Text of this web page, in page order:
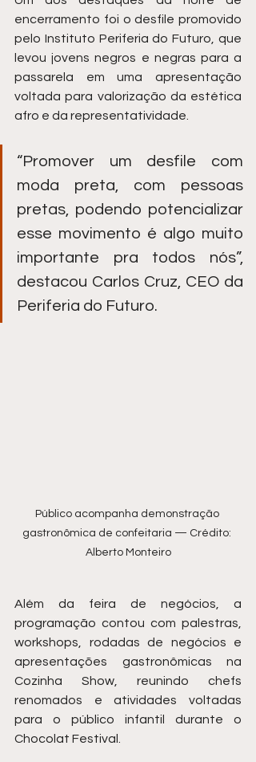
encerramento foi o desfile promovido
pelo Instituto Periferia do Futuro, que
levou jovens negros e negras para a
passarela em uma apresentação
voltada para valorização da estética
afro e da representatividade.
“Promover um desfile com
moda preta, com pessoas
pretas, podendo potencializar
esse movimento é algo muito
importante pra todos nós”,
destacou Carlos Cruz, CEO da
Periferia do Futuro.
Público acompanha demonstração
gastronômica de confeitaria — Crédito:
Alberto Monteiro
Além da feira de negócios, a
programação contou com palestras,
workshops, rodadas de negócios e
apresentações gastronômicas na
Cozinha Show, reunindo chefs
renomados e atividades voltadas
para o público infantil durante o
Chocolat Festival.